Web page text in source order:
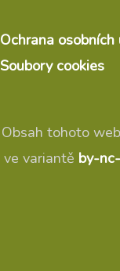
Ochrana osobních
Soubory cookies
Obsah tohoto
ve variantě by-